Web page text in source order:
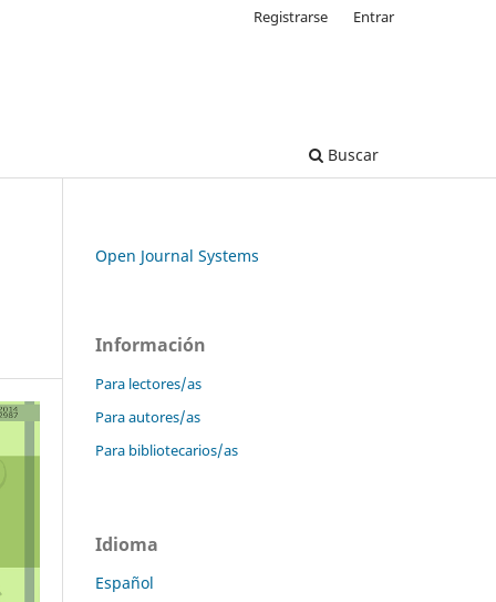
Buscar
Registrarse Entrar
Open Journal Systems
Información
Para lectores/as
Para autores/as
Para bibliotecarios/as
Idioma
Español